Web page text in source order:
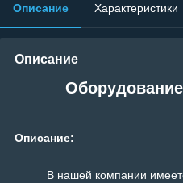
Описание Характеристики
Описание
Описание:
В нашей компании